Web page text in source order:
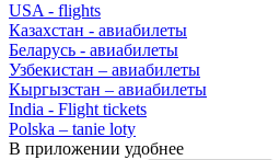
USA - flights
Казахстан - авиабилеты
Беларусь - авиабилеты
Узбекистан – авиабилеты
Кыргызстан – авиабилеты
India - Flight tickets
Polska – tanie loty
В приложении удобнее